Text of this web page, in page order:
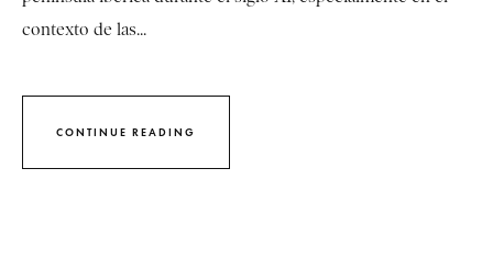
contexto de las...
CONTINUE READING